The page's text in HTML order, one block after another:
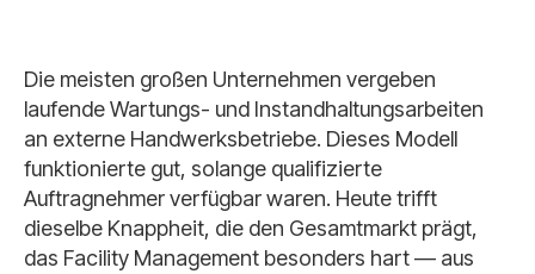
Die meisten großen Unternehmen vergeben
laufende Wartungs- und Instandhaltungsarbeiten
an externe Handwerksbetriebe. Dieses Modell
funktionierte gut, solange qualifizierte
Auftragnehmer verfügbar waren. Heute trifft
dieselbe Knappheit, die den Gesamtmarkt prägt,
das Facility Management besonders hart — aus